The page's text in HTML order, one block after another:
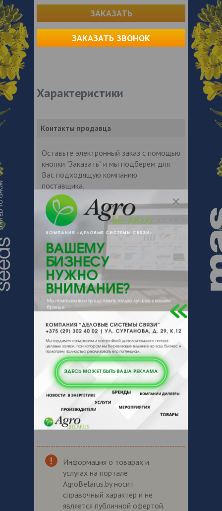
ЗАКАЗАТЬ
ЗАКАЗАТЬ ЗВОНОК
Характеристики
Контакты продавца
Оставьте электронный заказ с помощью
кнопки "Заказать" и мы подберем для
Вас подходящую компанию
поставщика.
Информация о товарах и
услугах на портале
AgroBelarus.by носит
справочный характер и не
является публичной офертой.